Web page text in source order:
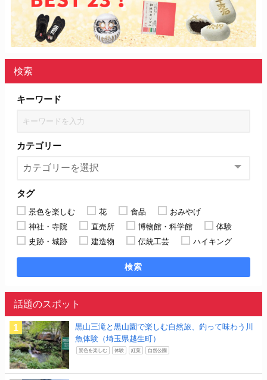
検索
キーワード
カテゴリー
タグ
景色を楽しむ 花 食品
おみやげ
神社・寺院
直売所 博物館・科学館
体験
史跡・城跡
建造物 伝統工芸 ハイキング
検索
話題のスポット
黒山三滝と黒山園で楽しむ自然旅、釣って味わう川
魚体験（埼玉県越生町）
景色を楽しむ 体験 紅葉 自然公園